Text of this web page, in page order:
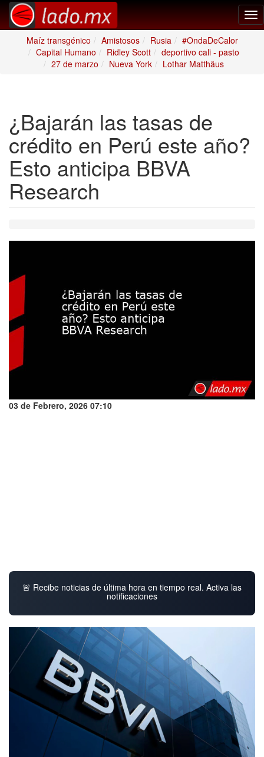
Maíz transgénico
Amistosos Rusia
#OndaDeCalor
Capital Humano
Ridley Scott
deportivo cali - pasto
27 de marzo
Nueva York Lothar Matthäus
¿Bajarán las tasas de
crédito en Perú este año?
Esto anticipa BBVA
Research
03 de Febrero, 2026 07:10
🚨 Recibe noticias de última hora en tiempo real. Activa las
notificaciones